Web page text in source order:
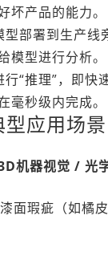
产品的能力。
型部署到生产线
型进行分析。
“推理”，即
秒级内完成。
应用场景
机器视觉 / 光
面瑕疵（如橘